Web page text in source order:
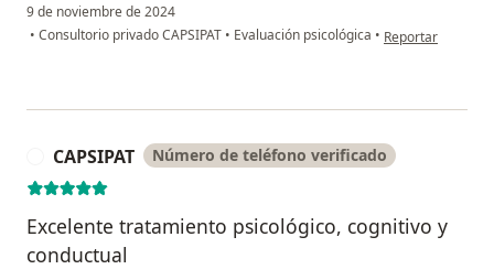
9 de noviembre de 2024
• Consultorio privado CAPSIPAT • Evaluación psicológica • en opinión del
Reportar
CAPSIPAT Número de teléfono verificado
Excelente tratamiento psicológico, cognitivo y
conductual